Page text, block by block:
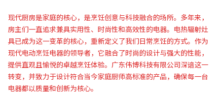
现代厨房是家庭的核心，是烹饪创意与科技融合的场所。多年来，
房主们一直追求兼具实用性、时尚性和高效性的电器。电热辐射灶
具已成为这一变革的核心，重新定义了我们日常烹饪的方式。作为
现代电动烹饪电器的领导者，它融合了时尚的设计与强大的性能，
提供直观且愉悦的卓越烹饪体验。广东伟博科技有限公司深谙这一
转变，并致力于设计符合当今家庭厨师高标准的产品，确保每一台
电器都以质量和创新为核心。